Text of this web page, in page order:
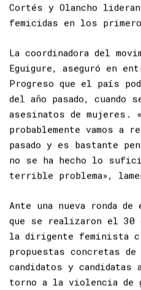
departamentos del país,
Cortés y Olancho
La coordinadora del
Eguigure, aseguró en
Progreso que el país
del año pasado, cuando
asesinatos de mujeres.
probablemente vamos a
pasado y es bastante
no se ha hecho lo
Ante una nueva ronda
que se realizaron el 30
la dirigente feminista
propuestas concretas
candidatos y candidatas